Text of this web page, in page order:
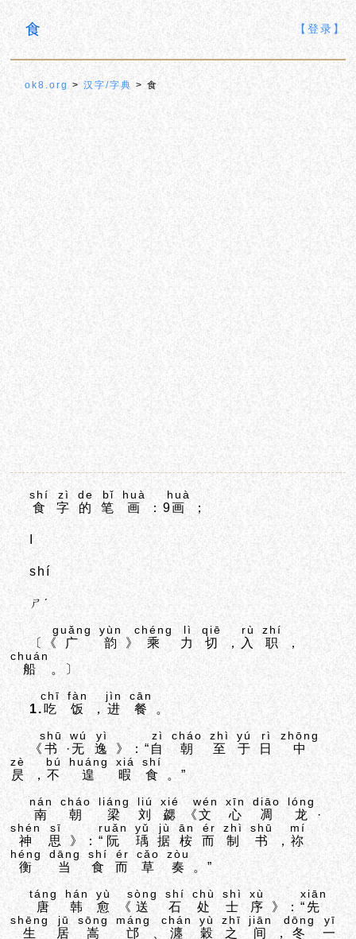
食 【登录】
ok8.org >汉字/字典 > 食
食
shí
字
zì
的
de
笔
bǐ
画
huà
：9画
huà
；
shí
ㄕˊ
〔《 广
guǎng
韵
yùn
》 乘
chéng
力
lì
切
qiē
， 入
rù
职
zhí
，
船
chuán
。〕
1. 吃
chī
饭
fàn
， 进
jìn
餐
cān
。
《 书
shū
·无
wú
逸
yì
》：“ 自
zì
朝
cháo
至
zhì
于
yú
日
rì
中
zhōng
昃
zè
，不
bú
遑
huáng
暇
xiá
食
shí
。”
南
nán
朝
cháo
梁
liáng
刘
liú
勰
xié
《文
wén
心
xīn
凋
diāo
龙
lóng
·
神
shén
思
sī
》：“ 阮
ruǎn
瑀
yǔ
据
jù
桉
ān
而
ér
制
zhì
书
shū
，祢
mí
衡
héng
当
dāng
食
shí
而
ér
草
cǎo
奏
zòu
。”
唐
táng
韩
hán
愈
yù
《 送
sòng
石
shí
处
chù
士
shì
序
xù
》：“ 先
xiān
生
shēng
居
jū
嵩
sōng
邙
máng
瀍
chán
穀
yù
之
zhī
间
jiān
， 冬
dōng
一
yī